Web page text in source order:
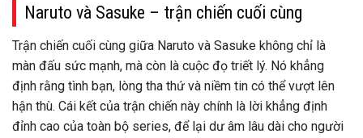
Naruto và Sasuke – trận chiến cuối cùng
Trận chiến cuối cùng giữa Naruto và Sasuke không chỉ là
màn đấu sức mạnh, mà còn là cuộc đọ triết lý. Nó khẳng
định rằng tình bạn, lòng tha thứ và niềm tin có thể vượt lên
hận thù. Cái kết của trận chiến này chính là lời khẳng định
đỉnh cao của toàn bộ series, để lại dư âm lâu dài cho người